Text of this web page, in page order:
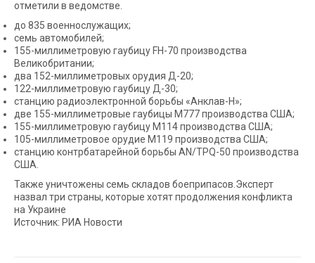
отметили в ведомстве.
до 835 военнослужащих;
семь автомобилей;
155-миллиметровую гаубицу FH-70 производства
Великобритании;
два 152-миллиметровых орудия Д-20;
122-миллиметровую гаубицу Д-30;
станцию радиоэлектронной борьбы «Анклав-Н»;
две 155-миллиметровые гаубицы М777 производства США;
155-миллиметровую гаубицу М114 производства США;
105-миллиметровое орудие М119 производства США;
станцию контрбатарейной борьбы AN/TPQ-50 производства
США.
Также уничтожены семь складов боеприпасов.Эксперт
назвал три страны, которые хотят продолжения конфликта
на Украине
Источник: РИА Новости